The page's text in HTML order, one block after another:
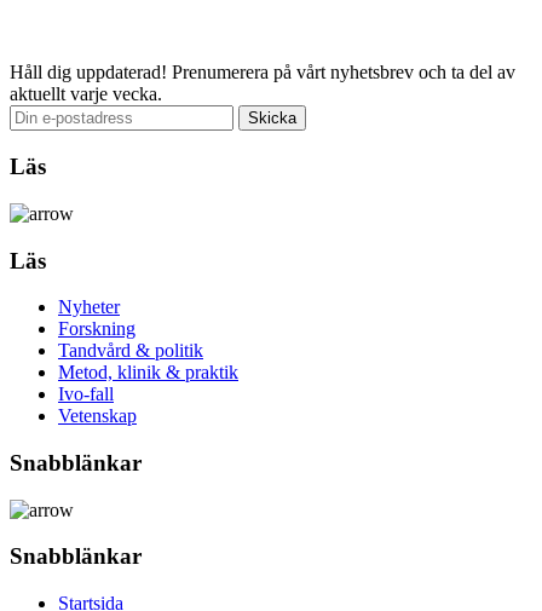
Håll dig uppdaterad! Prenumerera på vårt nyhetsbrev och ta del av
aktuellt varje vecka.
Läs
Läs
Nyheter
Forskning
Tandvård & politik
Metod, klinik & praktik
Ivo-fall
Vetenskap
Snabblänkar
Snabblänkar
Startsida